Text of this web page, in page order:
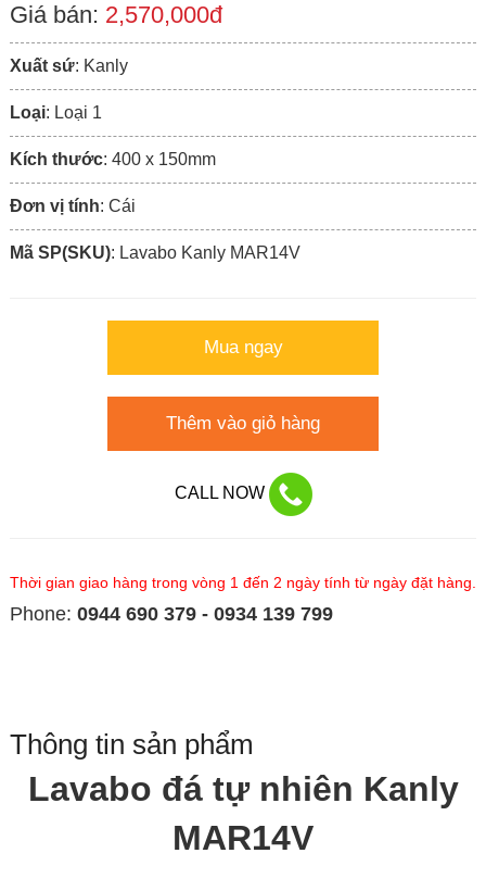
Giá bán: 2,570,000đ
Xuất sứ: Kanly
Loại: Loại 1
Kích thước: 400 x 150mm
Đơn vị tính: Cái
Mã SP(SKU): Lavabo Kanly MAR14V
Mua ngay
Thêm vào giỏ hàng
CALL NOW
Thời gian giao hàng trong vòng 1 đến 2 ngày tính từ ngày đặt hàng.
Phone: 0944 690 379 - 0934 139 799
Thông tin sản phẩm
Lavabo đá tự nhiên Kanly
MAR14V